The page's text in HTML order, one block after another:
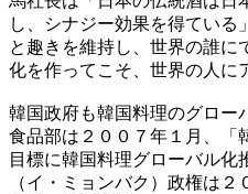
し、シナジー効果を得ている
と趣きを維持し、世界の誰に
化を作ってこそ、世界の人に
韓国政府も韓国料理のグロー
食品部は２００７年１月、「
目標に韓国料理グローバル
（イ・ミョンバク）政権は